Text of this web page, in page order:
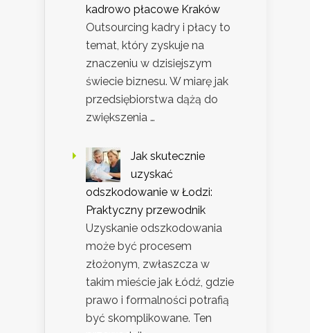
kadrowo płacowe Kraków
Outsourcing kadry i płacy to
temat, który zyskuje na
znaczeniu w dzisiejszym
świecie biznesu. W miarę jak
przedsiębiorstwa dążą do
zwiększenia …
Jak skutecznie
uzyskać
odszkodowanie w Łodzi:
Praktyczny przewodnik
Uzyskanie odszkodowania
może być procesem
złożonym, zwłaszcza w
takim mieście jak Łódź, gdzie
prawo i formalności potrafią
być skomplikowane. Ten